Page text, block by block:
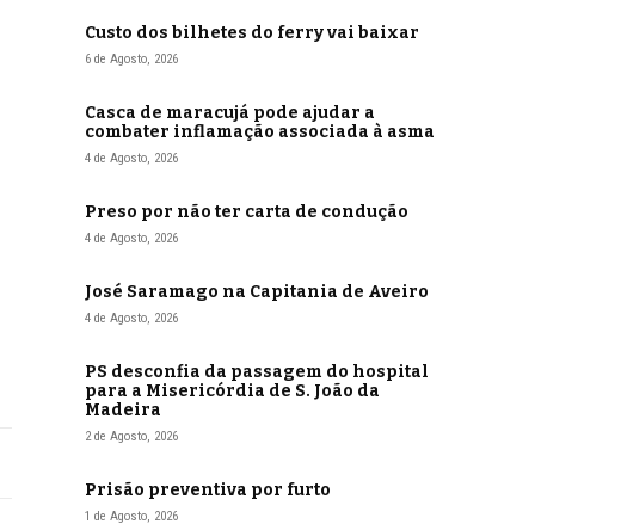
Custo dos bilhetes do ferry vai baixar
6 de Agosto, 2026
Casca de maracujá pode ajudar a
combater inflamação associada à asma
4 de Agosto, 2026
Preso por não ter carta de condução
4 de Agosto, 2026
José Saramago na Capitania de Aveiro
4 de Agosto, 2026
PS desconfia da passagem do hospital
para a Misericórdia de S. João da
Madeira
2 de Agosto, 2026
Prisão preventiva por furto
1 de Agosto, 2026